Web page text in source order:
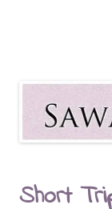
All In One
Short